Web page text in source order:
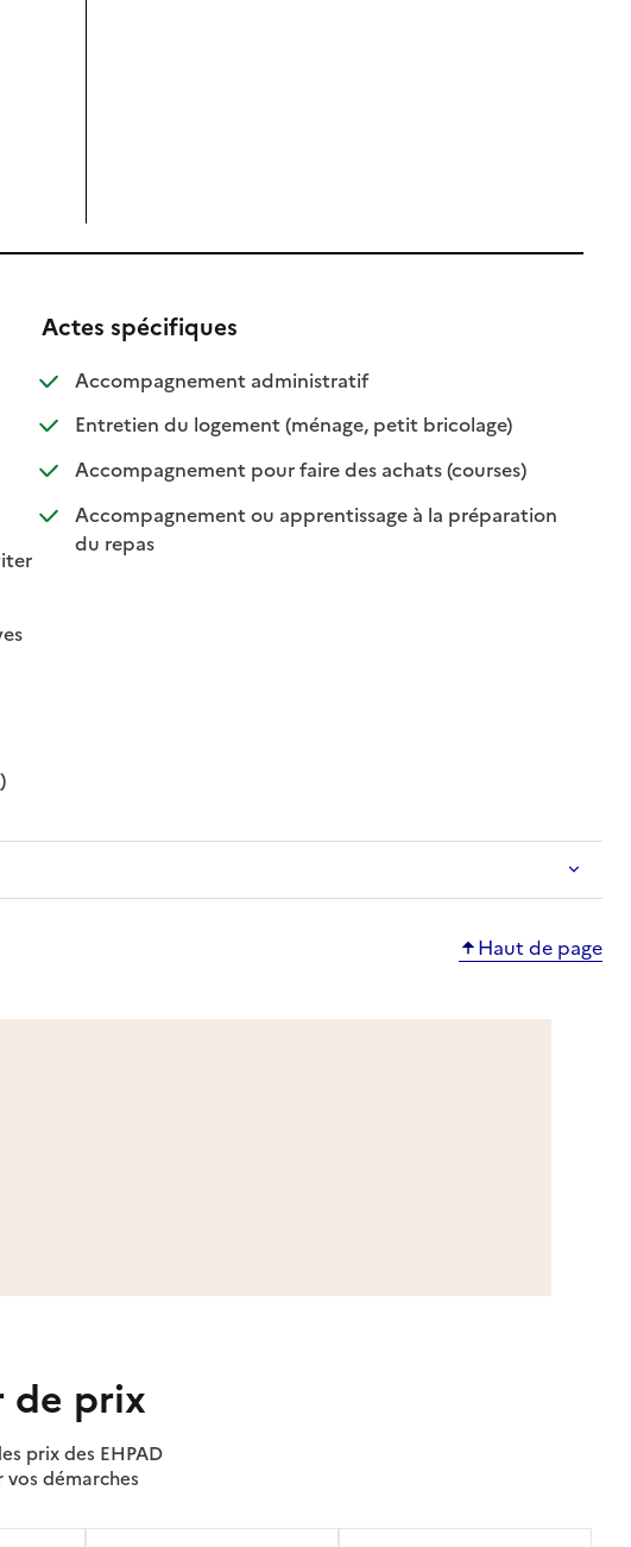
disponible
disponible
disponible
Actes spécifiques
Accompagnement administratif: disponible
: non disponible
Entretien du logement (ménage, petit bricolage): disponible
: non disponible
Accompagnement pour faire des achats (courses): disponible
: non
Accompagnement ou apprentissage à la préparation
du repas: disponible
: non disponible
Haut de page
de prix
prix des EHPAD
démarches